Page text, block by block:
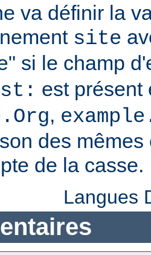
va définir la
site
" si le champ
est présent
,
des
de la casse.
Langues